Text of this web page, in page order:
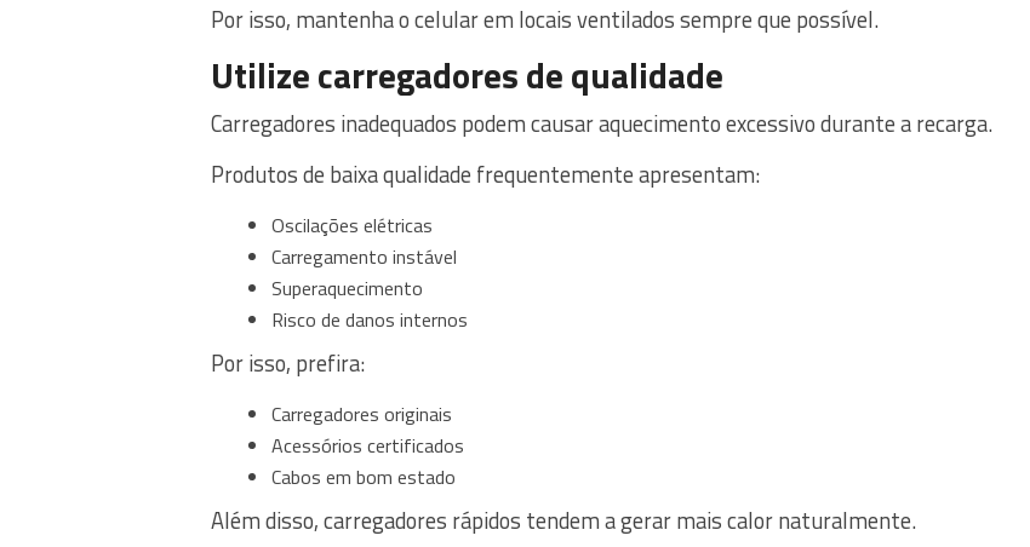
Por isso, mantenha o celular em locais ventilados sempre que possível.
Utilize carregadores de qualidade
Carregadores inadequados podem causar aquecimento excessivo durante a recarga.
Produtos de baixa qualidade frequentemente apresentam:
Oscilações elétricas
Carregamento instável
Superaquecimento
Risco de danos internos
Por isso, prefira:
Carregadores originais
Acessórios certificados
Cabos em bom estado
Além disso, carregadores rápidos tendem a gerar mais calor naturalmente.